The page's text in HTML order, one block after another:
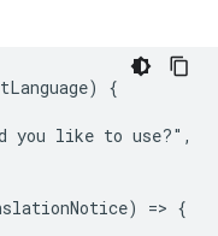
{
you like to use?",
=> {